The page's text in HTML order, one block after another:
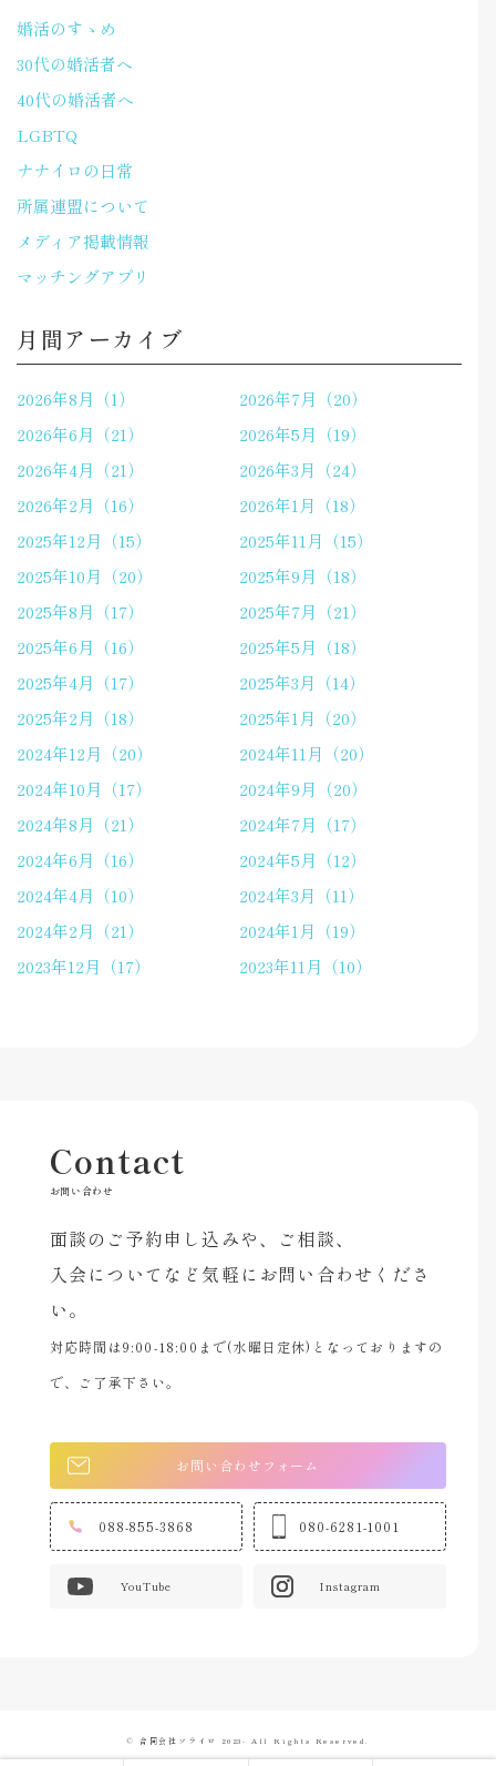
婚活のすゝめ
30代の婚活者へ
40代の婚活者へ
LGBTQ
ナナイロの日常
所属連盟について
メディア掲載情報
マッチングアプリ
月間アーカイブ
2026年8月（1）
2026年7月（20）
2026年6月（21）
2026年5月（19）
2026年4月（21）
2026年3月（24）
2026年2月（16）
2026年1月（18）
2025年12月（15）
2025年11月（15）
2025年10月（20）
2025年9月（18）
2025年8月（17）
2025年7月（21）
2025年6月（16）
2025年5月（18）
2025年4月（17）
2025年3月（14）
2025年2月（18）
2025年1月（20）
2024年12月（20）
2024年11月（20）
2024年10月（17）
2024年9月（20）
2024年8月（21）
2024年7月（17）
2024年6月（16）
2024年5月（12）
2024年4月（10）
2024年3月（11）
2024年2月（21）
2024年1月（19）
2023年12月（17）
2023年11月（10）
Contact
お問い合わせ
面談のご予約申し込みや、ご相談、
入会についてなど気軽にお問い合わせくださ
い。
対応時間は9:00-18:00まで(水曜日定休)となっておりますの
で、ご了承下さい。
お問い合わせフォーム
088-855-3868 080-6281-1001
YouTube Instagram
© 合同会社ソライロ 2023- All Rights Reserved.